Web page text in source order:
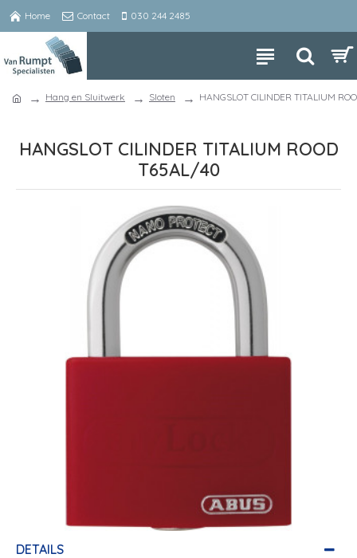
Home Contact 030 244 2485
Hang en Sluitwerk Sloten HANGSLOT CILINDER TITALIUM
HANGSLOT CILINDER TITALIUM ROOD
T65AL/40
DETAILS